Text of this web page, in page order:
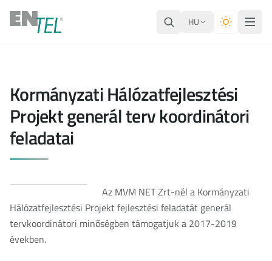
HU
Kormányzati Hálózatfejlesztési
Projekt generál terv koordinátori
feladatai
Az MVM NET Zrt-nél a Kormányzati
Hálózatfejlesztési Projekt fejlesztési feladatát generál
tervkoordinátori minőségben támogatjuk a 2017-2019
években.